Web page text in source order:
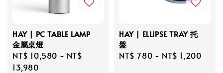
HAY | PC TABLE LAMP
金屬桌燈
Regular
price
NT$ 10,580 - NT$
13,980
HAY | ELLIPSE TRAY 托
盤
Regular
NT$ 780 - NT$ 1,200